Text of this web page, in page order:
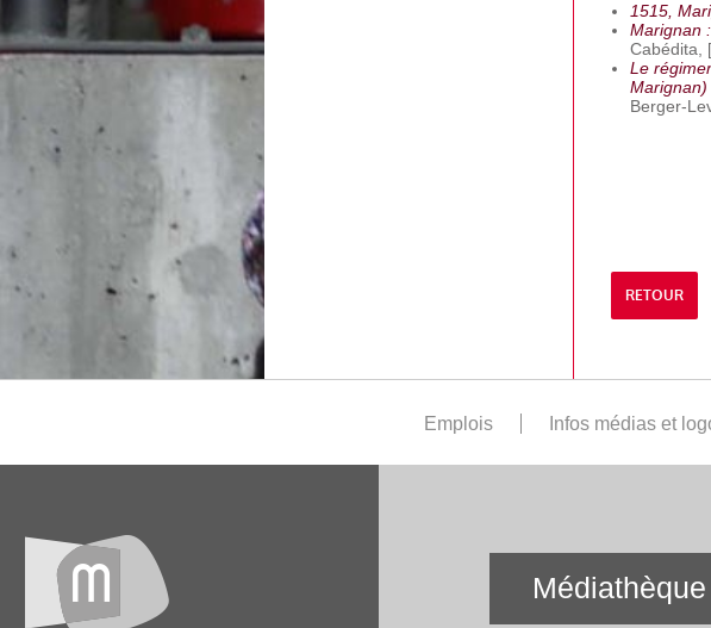
1515,
Marignan
Cabédita,
Le
Marignan)
Berger-
RETOUR
Emplois Infos médias et